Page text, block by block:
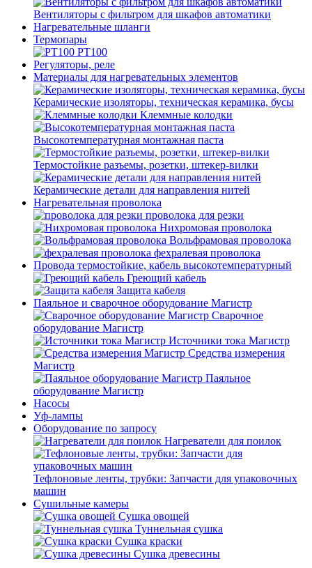
Вентиляторы с фильтром для шкафов автоматики
Нагревательные шланги
Термопары
PT100
Регуляторы, реле
Материалы для нагревательных элементов
Керамические изоляторы, техническая керамика, бусы
Клеммные колодки
Высокотемпературная монтажная паста
Термостойкие разъемы, розетки, штекер-вилки
Керамические детали для направления нитей
Нагревательная проволока
проволока для резки
Нихромовая проволока
Вольфрамовая проволока
фехралевая проволока
Провода термостойкие, кабель высокотемпературный
Греющий кабель
Защита кабеля
Паяльное и сварочное оборудование Магистр
Сварочное
оборудование Магистр
Источники тока Магистр
Средства измерения
Магистр
Паяльное
оборудование Магистр
Насосы
Уф-лампы
Оборудование по запросу
Нагреватели для поилок
Тефлоновые ленты, трубки: Запчасти для упаковочных
машин
Сушильные камеры
Сушка овощей
Туннельная сушка
Сушка краски
Сушка древесины